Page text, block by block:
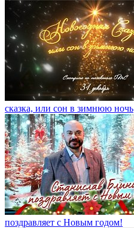
сказка, или сон в зимнюю ночь
поздравляет с Новым годом!